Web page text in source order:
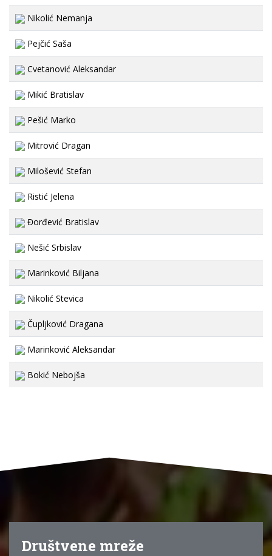
Nikolić Nemanja
Pejčić Saša
Cvetanović Aleksandar
Mikić Bratislav
Pešić Marko
Mitrović Dragan
Milošević Stefan
Ristić Jelena
Đorđević Bratislav
Nešić Srbislav
Marinković Biljana
Nikolić Stevica
Čupljković Dragana
Marinković Aleksandar
Bokić Nebojša
Društvene mreže